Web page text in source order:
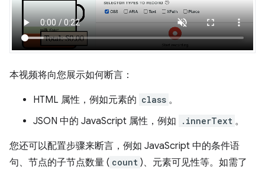
本视频将向您展示如何断言：
HTML 属性，例如元素的 class 。
JSON 中的 JavaScript 属性，例如
.innerText 。
您还可以配置步骤来断言，例如 JavaScript 中的条件语
句、节点的子节点数量 ( count )、元素可见性等。如需了